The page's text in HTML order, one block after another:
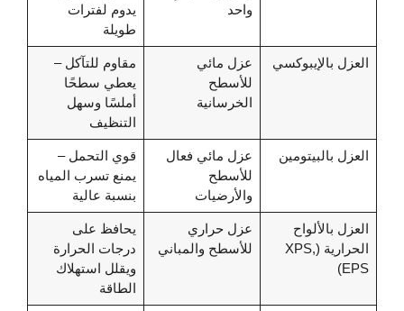
واحد
يدوم لفترات
طويلة
العزل بالإيبوكسي
عزل مائي
للأسطح
الخرسانية
مقاوم للتآكل –
يعطي سطحًا
أملسًا وسهل
التنظيف
العزل بالبيتومين
عزل مائي فعال
للأسطح
والأرضيات
قوي التحمل –
يمنع تسرب المياه
بنسبة عالية
العزل بالألواح
الحرارية (XPS,
EPS)
عزل حراري
للأسطح والمباني
يحافظ على
درجات الحرارة
ويقلل استهلاك
الطاقة